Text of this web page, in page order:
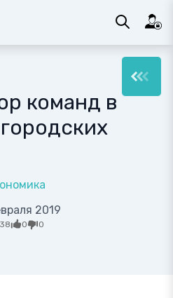
команд в
2019
38 0 0